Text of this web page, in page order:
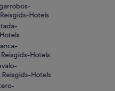
Hotels
Hotels
Hotels